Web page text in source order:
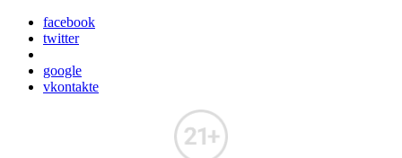
facebook
twitter
google
vkontakte